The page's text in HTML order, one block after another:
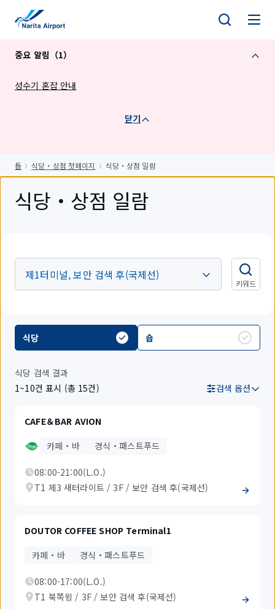
중요 알림（1）
성수기 혼잡 안내
닫기
톱 식당・상점 첫페이지 식당・상점 일람
식당・상점 일람
제1터미널, 보안 검색 후(국제선)
키워드
식당 숍
식당 검색 결과
1~10건 표시 (총 15건)
검색 옵션
CAFE＆BAR AVION
카페・바
경식・패스트푸드
08:00-21:00(L.O.)
T1 제3 새터라이트 / 3F / 보안 검색 후(국제선)
DOUTOR COFFEE SHOP Terminal1
카페・바
경식・패스트푸드
08:00-17:00(L.O.)
T1 북쪽윙 / 3F / 보안 검색 후(국제선)